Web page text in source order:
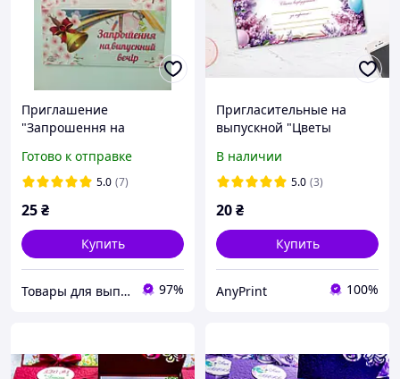
Приглашение
"Запрошення на
большие
Готово к отправке
5.0 (7)
25₴
Купить
Товары для выпускников 97%
Пригласительные на
выпускной "Цветы
В наличии
5.0 (3)
20₴
Купить
AnyPrint 100%